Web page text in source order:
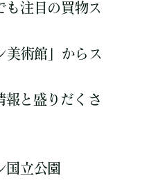
注目の買物ス
美術館」からス
報と盛りだくさ
立公園